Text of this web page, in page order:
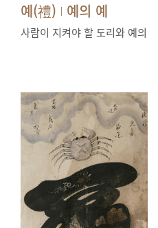
예(禮) | 예의 예
사람이 지켜야 할 도리와 예의